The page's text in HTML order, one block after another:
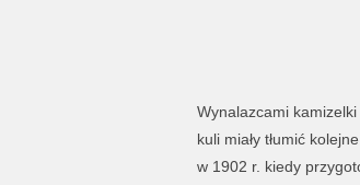
Wynalazcami
kuli miały tłumić
w 1902 r. kiedy